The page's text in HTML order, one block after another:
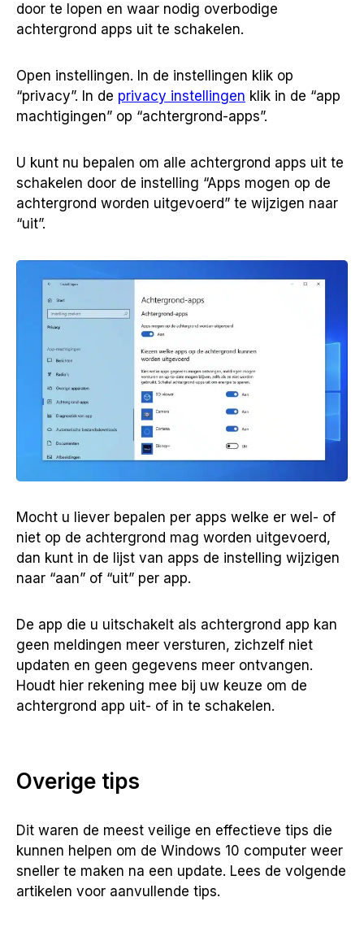
door te lopen en waar nodig overbodige
achtergrond apps uit te schakelen.
Open instellingen. In de instellingen klik op
“privacy”. In de privacy instellingen klik in de “app
machtigingen” op “achtergrond-apps”.
U kunt nu bepalen om alle achtergrond apps uit te
schakelen door de instelling “Apps mogen op de
achtergrond worden uitgevoerd” te wijzigen naar
“uit”.
Mocht u liever bepalen per apps welke er wel- of
niet op de achtergrond mag worden uitgevoerd,
dan kunt in de lijst van apps de instelling wijzigen
naar “aan” of “uit” per app.
De app die u uitschakelt als achtergrond app kan
geen meldingen meer versturen, zichzelf niet
updaten en geen gegevens meer ontvangen.
Houdt hier rekening mee bij uw keuze om de
achtergrond app uit- of in te schakelen.
Overige tips
Dit waren de meest veilige en effectieve tips die
kunnen helpen om de Windows 10 computer weer
sneller te maken na een update. Lees de volgende
artikelen voor aanvullende tips.